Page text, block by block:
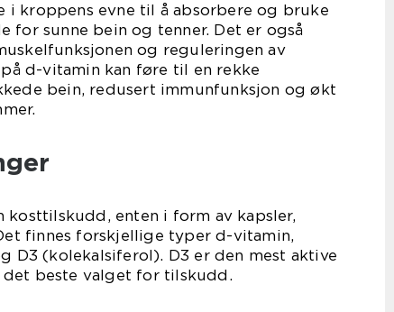
kroppens evne til å absorbere og bruke
for sunne bein og tenner. Det er også
og reguleringen av
d-vitamin kan føre til en rekke
bein, redusert immunfunksjon og økt
enten i form av kapsler,
finnes forskjellige typer d-vitamin,
D3 (kolekalsiferol). D3 er den mest aktive
beste valget for tilskudd.